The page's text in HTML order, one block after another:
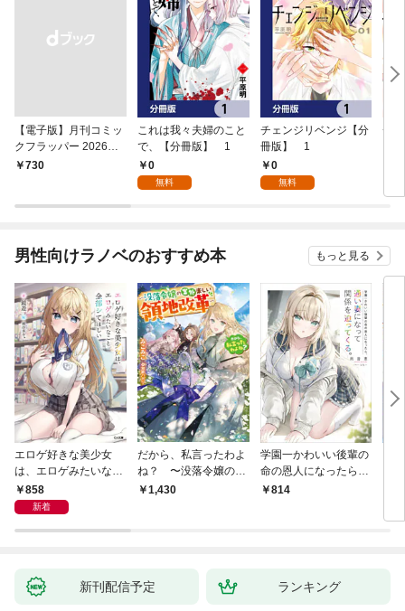
【電子版】月刊コミッ
クフラッパー 2026年9
月号
￥730
これは我々夫婦のこと
で、【分冊版】 1
0
無料
チェンジリベンジ【分
冊版】 1
0
無料
チ
男性向けラノベのおすすめ本 もっと見る
エロゲ好きな美少女
は、エロゲみたいなこ
と全部シてほしい【電
子ＳＳ特典付き】
858
新着
だから、私言ったわよ
ね？ 〜没落令嬢の案
外楽しい領地改革〜
1,430
学園一かわいい後輩の
命の恩人になったら、
通い妻になって関係を
814
新刊配信予定 ランキング